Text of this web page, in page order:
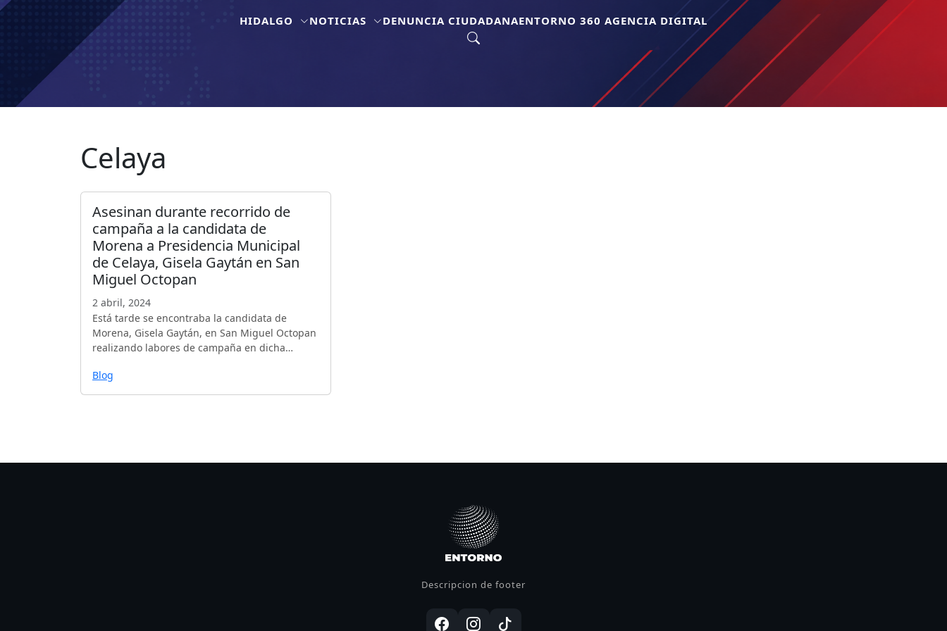
HIDALGO NOTICIAS DENUNCIA CIUDADANAENTORNO 360 AGENCIA DIGITAL
Celaya
Asesinan durante recorrido de
campaña a la candidata de
Morena a Presidencia Municipal
de Celaya, Gisela Gaytán en San
Miguel Octopan
2 abril, 2024
Está tarde se encontraba la candidata de
Morena, Gisela Gaytán, en San Miguel Octopan
realizando labores de campaña en dicha…
Blog
Descripcion de footer